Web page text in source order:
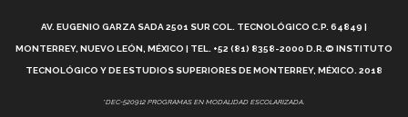
¿Cómo es el Modelo Educativo Tec? (video)
Vida Tec: Feminismo e Inteligencia Artificial, Paola
AV. EUGENIO GARZA SADA 2501 SUR COL. TECNOLÓGICO C.P. 64849 |
MONTERREY, NUEVO LEÓN, MÉXICO | TEL. +52 (81) 8358-2000 D.R.© INSTITUTO
TECNOLÓGICO Y DE ESTUDIOS SUPERIORES DE MONTERREY, MÉXICO. 2018
*DEC-520912 PROGRAMAS EN MODALIDAD ESCOLARIZADA.